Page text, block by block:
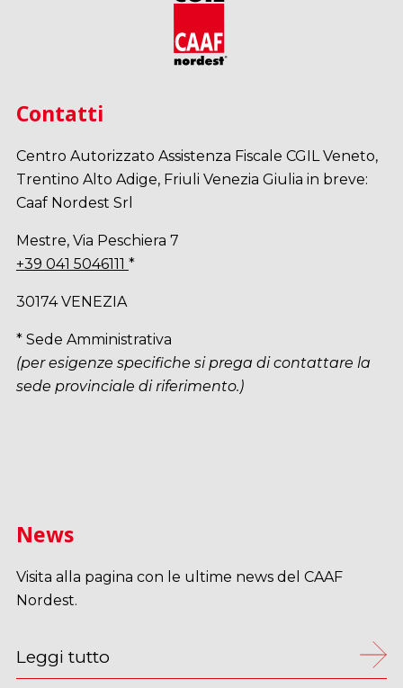
Contatti
Centro Autorizzato Assistenza Fiscale CGIL Veneto,
Trentino Alto Adige, Friuli Venezia Giulia in breve:
Caaf Nordest Srl
Mestre, Via Peschiera 7
+39 041 5046111 *
30174 VENEZIA
* Sede Amministrativa
(per esigenze specifiche si prega di contattare la
sede provinciale di riferimento.)
News
Visita alla pagina con le ultime news del CAAF
Nordest.
Leggi tutto